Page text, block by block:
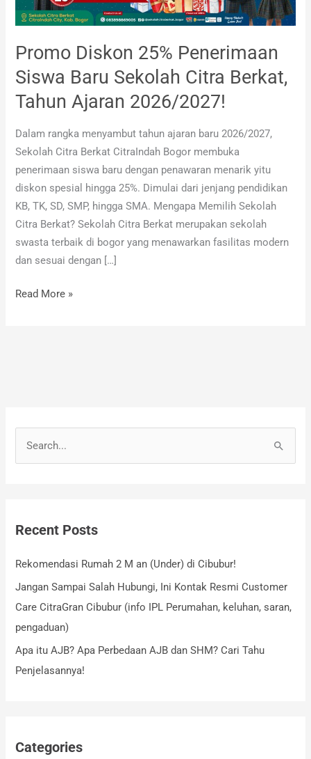
Promo Diskon 25% Penerimaan
Siswa Baru Sekolah Citra Berkat,
Tahun Ajaran 2026/2027!
Dalam rangka menyambut tahun ajaran baru 2026/2027,
Sekolah Citra Berkat CitraIndah Bogor membuka
penerimaan siswa baru dengan penawaran menarik yitu
diskon spesial hingga 25%. Dimulai dari jenjang pendidikan
KB, TK, SD, SMP, hingga SMA. Mengapa Memilih Sekolah
Citra Berkat? Sekolah Citra Berkat merupakan sekolah
swasta terbaik di bogor yang menawarkan fasilitas modern
dan sesuai dengan […]
Sekolah
Citra
Tahun
Ajaran
2026/2027!
Read More »
c
f
o
r
:
Recent Posts
Rekomendasi Rumah 2 M an (Under) di Cibubur!
Jangan Sampai Salah Hubungi, Ini Kontak Resmi Customer
Care CitraGran Cibubur (info IPL Perumahan, keluhan, saran,
pengaduan)
Apa itu AJB? Apa Perbedaan AJB dan SHM? Cari Tahu
Penjelasannya!
Categories